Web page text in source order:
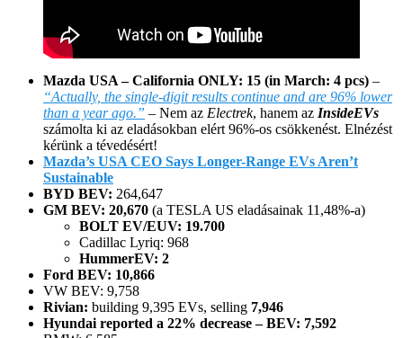
Mazda USA – California ONLY: 15 (in March: 4 pcs) –
“Actually, the single-digit results continue and are 96% lower
than a year ago.” – Nem az Electrek, hanem az InsideEVs
számolta ki az eladásokban elért 96%-os csökkenést. Elnézést
kérünk a tévedésért!
Mazda’s USA CEO Says Longer-Range EVs Aren’t
Sustainable
BYD BEV: 264,647
GM BEV: 20,670 (a TESLA US eladásainak 11,48%-a)
BOLT EV/EUV: 19.700
Cadillac Lyriq: 968
HummerEV: 2
Ford BEV: 10,866
VW BEV: 9,758
Rivian: building 9,395 EVs, selling 7,946
Hyundai reported a 22% decrease – BEV: 7,592